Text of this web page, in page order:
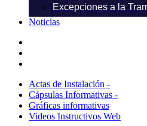
Excepciones a la
Noticias
Actas de Instalación -
Cápsulas Informativas -
Gráficas informativas
Videos Instructivos Web